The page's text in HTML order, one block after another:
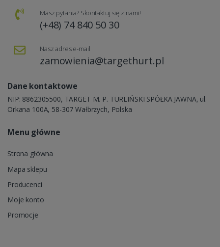
Masz pytania? Skontaktuj się z nami!
(+48) 74 840 50 30
Nasz adres e-mail
zamowienia@targethurt.pl
Dane kontaktowe
NIP: 8862305500, TARGET M. P. TURLIŃSKI SPÓŁKA JAWNA, ul.
Orkana 100A, 58-307 Wałbrzych, Polska
Menu główne
Strona główna
Mapa sklepu
Producenci
Moje konto
Promocje